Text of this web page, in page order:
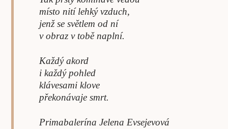
místo nití lehký vzduch,
jenž se světlem od ní
v obraz v tobě naplní.
Každý akord
i každý pohled
klávesami klove
překonávaje smrt.
Primabalerína Jelena Evsejevová